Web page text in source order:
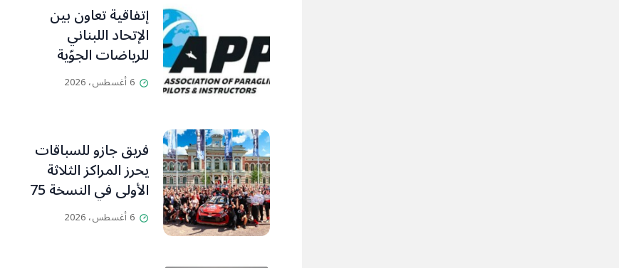
إتفاقية تعاون بين
الإتحاد اللبناني
للرياضات الجوّية
وجمعية طيّاري
ومدرّبي الطيران
6 أغسطس، 2026
فريق جازو للسباقات
يحرز المراكز الثلاثة
الأولى في النسخة 75
من رالي فنلندا
6 أغسطس، 2026